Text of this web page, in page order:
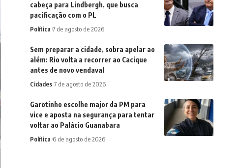
cabeça para Lindbergh, que busca
pacificação com o PL
Política 7 de agosto de 2026
Sem preparar a cidade, sobra apelar ao
além: Rio volta a recorrer ao Cacique
antes de novo vendaval
Cidades 7 de agosto de 2026
Garotinho escolhe major da PM para
vice e aposta na segurança para tentar
voltar ao Palácio Guanabara
Política 6 de agosto de 2026